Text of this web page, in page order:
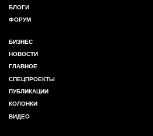
БЛОГИ
ФОРУМ
БИЗНЕС
НОВОСТИ
ГЛАВНОЕ
СПЕЦПРОЕКТЫ
ПУБЛИКАЦИИ
КОЛОНКИ
ВИДЕО